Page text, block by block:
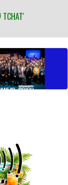
TCHAT'